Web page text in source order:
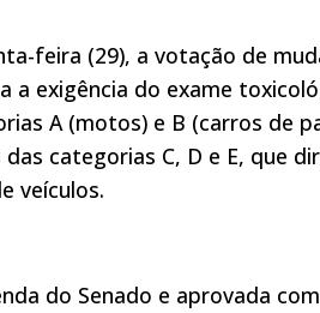
feira (29), a votação de
a exigência do exame
A (motos) e B (carros de
categorias C, D e E, que
veículos.
do Senado e aprovada